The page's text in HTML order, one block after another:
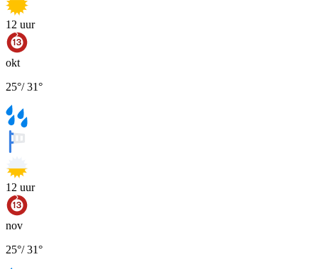
12 uur
okt
25°/31°
12 uur
nov
25°/31°